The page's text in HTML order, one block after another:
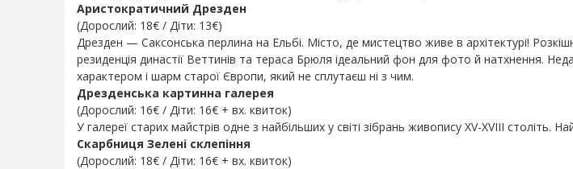
Аристократичний Дрезден
(Дорослий: 18€ / Діти: 13€)
Дрезден — Саксонська перлина на Ельбі. Місто, де мистецтво живе в архітектурі!
резиденція династії Веттинів та тераса Брюля ідеальний фон для фото й натхнення.
характером і шарм старої Європи, який не сплутаєш ні з чим.
Дрезденська картинна галерея
(Дорослий: 16€ / Діти: 16€ + вх. квиток)
У галереї старих майстрів одне з найбільших у світі зібрань живопису XV-XVIII століть.
Скарбниця Зелені склепіння
(Дорослий: 18€ / Діти: 16€ + вх. квиток)